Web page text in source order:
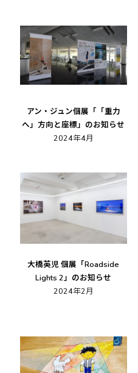
アン・ジュン個展「「重力
へ」方向と座標」のお知らせ
2024年4月
大橋英児 個展「Roadside
Lights 2」のお知らせ
2024年2月